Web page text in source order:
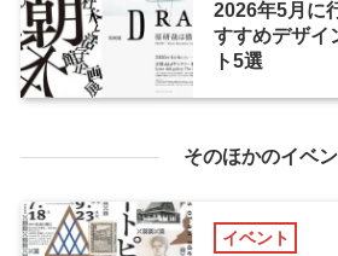
2026年5月に
すすめデザイ
ト5選
そのほかのイベ
イベント